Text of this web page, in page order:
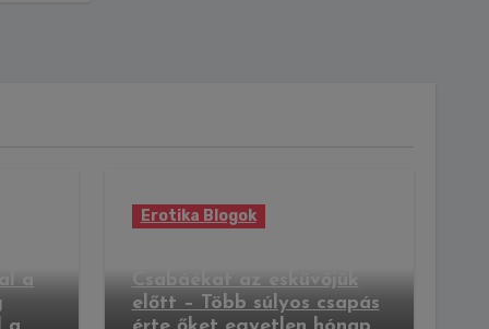
a
Erotika Blogok
Csabáékat az esküvőjük
előtt – Több súlyos csapás